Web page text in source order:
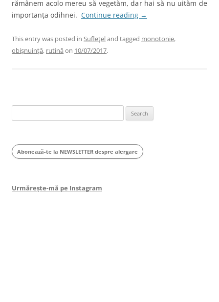
rămânem acolo mereu să vegetăm, dar hai să nu uităm de
importanța odihnei. Continue reading →
This entry was posted in Sufleţeland tagged monotonie,
obișnuință, rutină on 10/07/2017.
for:
Abonează-te la NEWSLETTER despre alergare
Urmărește-mă pe Instagram